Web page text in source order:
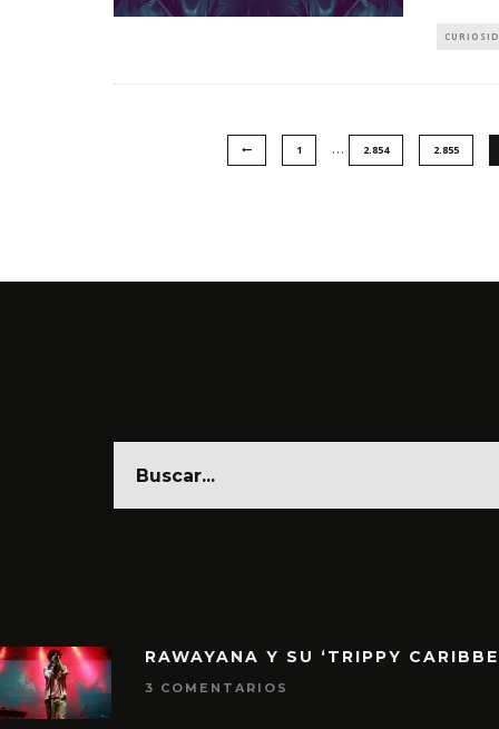
1 … 2.854 2.855
RAWAYANA Y SU ‘TRIPPY
3 COMENTARIOS